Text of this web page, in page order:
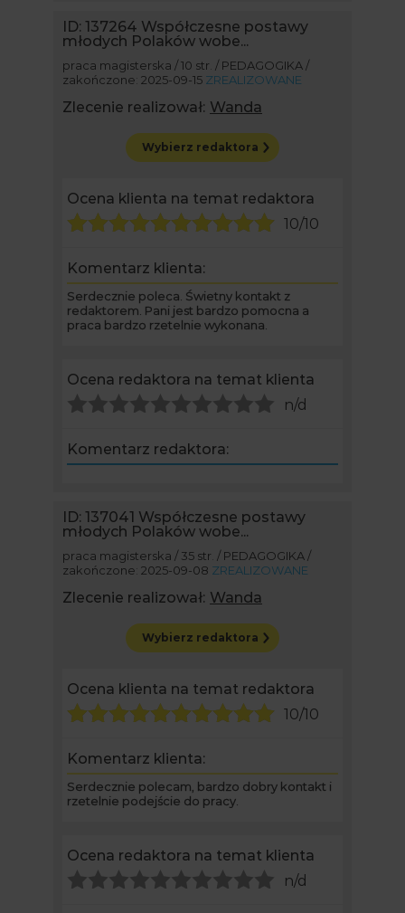
ID: 137264 Współczesne postawy
młodych Polaków wobe...
praca magisterska / 10 str. / PEDAGOGIKA /
zakończone: 2025-09-15 ZREALIZOWANE
Zlecenie realizował: Wanda
Wybierz redaktora
Ocena klienta na temat redaktora
10/10
Komentarz klienta:
Serdecznie poleca. Świetny kontakt z
redaktorem. Pani jest bardzo pomocna a
praca bardzo rzetelnie wykonana.
Ocena redaktora na temat klienta
n/d
Komentarz redaktora:
ID: 137041 Współczesne postawy
młodych Polaków wobe...
praca magisterska / 35 str. / PEDAGOGIKA /
zakończone: 2025-09-08 ZREALIZOWANE
Zlecenie realizował: Wanda
Wybierz redaktora
Ocena klienta na temat redaktora
10/10
Komentarz klienta:
Serdecznie polecam, bardzo dobry kontakt i
rzetelnie podejście do pracy.
Ocena redaktora na temat klienta
n/d